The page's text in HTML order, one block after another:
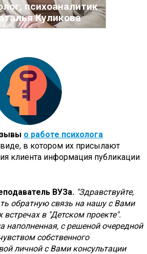
психоаналитик
Куликова
о работе психолога
в котором их присылают
клиента информация публикации
ВУЗа. "Здравствуйте,
обратную связь на нашу с Вами
встречах в "Детском проекте".
наполненная, с решеной очередной
собственного
личной с Вами консультации